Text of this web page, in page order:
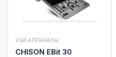
УЗИ АППАРАТЫ
CHISON EBit 30